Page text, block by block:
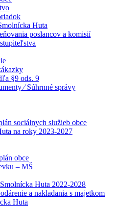
Huta
poslancov a komisií
§9 ods. 9
⁄ Súhrnné správy
sociálnych služieb obce
na roky 2023-2027
obce
– MŠ
Huta 2022-2028
a nakladania s majetkom
Huta